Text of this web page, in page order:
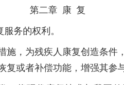
第二章 康 复
务的权利。
施，为残疾人康复创造条件
或者补偿功能，增强其参